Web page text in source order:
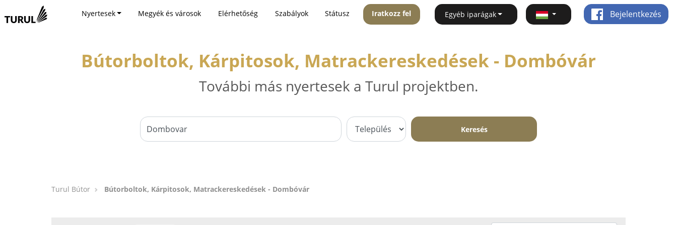
Nyertesek Megyék és városok Elérhetőség Szabályok Státusz Iratkozz fel Egyéb iparágak Bejelentkezés
Bútorboltok, Kárpitosok, Matrackereskedések - Dombóvár
További más nyertesek a Turul projektben.
Keresés
Turul Bútor Bútorboltok, Kárpitosok, Matrackereskedések - Dombóvár